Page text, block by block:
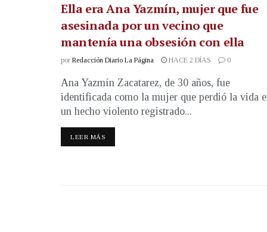
Ella era Ana Yazmín, mujer que fue
asesinada por un vecino que
mantenía una obsesión con ella
por Redacción Diario La Página HACE 2 DÍAS 0
Ana Yazmín Zacatarez, de 30 años, fue
identificada como la mujer que perdió la vida
un hecho violento registrado...
LEER MÁS